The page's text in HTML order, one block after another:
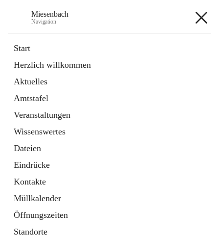
Miesenbach
Navigation
Start
Herzlich willkommen
Aktuelles
Amtstafel
Veranstaltungen
Wissenswertes
Dateien
Eindrücke
Kontakte
Müllkalender
Öffnungszeiten
Standorte
Externe Webseite
in
Tab
Region Schneebergland
Externe Webseite
öffnet
in
neuem
Tab